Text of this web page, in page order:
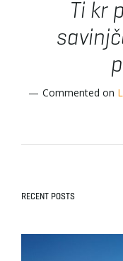
Ti kr
Commented on
RECENT POSTS